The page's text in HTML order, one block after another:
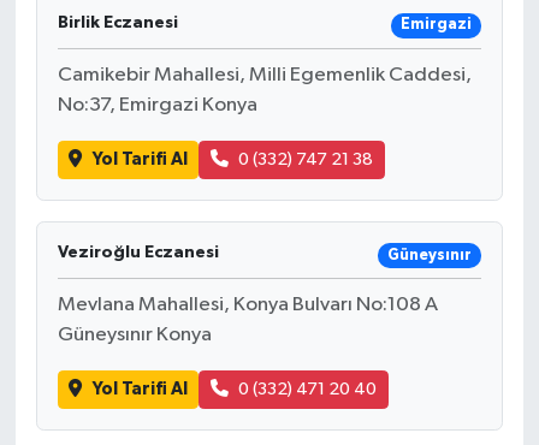
Birlik Eczanesi Emirgazi
Camikebir Mahallesi, Milli Egemenlik Caddesi,
No:37, Emirgazi Konya
Yol Tarifi Al 0 (332) 747 21 38
Veziroğlu Eczanesi Güneysınır
Mevlana Mahallesi, Konya Bulvarı No:108 A
Güneysınır Konya
Yol Tarifi Al 0 (332) 471 20 40